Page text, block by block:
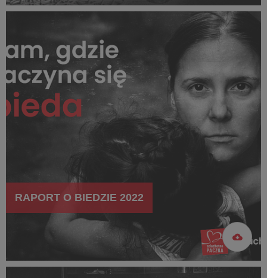
RAPORT O BIEDZIE 2022